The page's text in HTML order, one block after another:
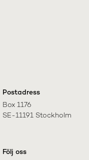
Postadress
Box 1176
SE-11191 Stockholm
Följ oss